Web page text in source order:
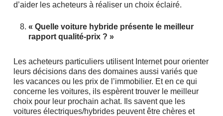
d’aider les acheteurs à réaliser un choix éclairé.
« Quelle voiture hybride présente le meilleur
rapport qualité-prix ? »
Les acheteurs particuliers utilisent Internet pour orienter
leurs décisions dans des domaines aussi variés que
les vacances ou les prix de l’immobilier. Et en ce qui
concerne les voitures, ils espèrent trouver le meilleur
choix pour leur prochain achat. Ils savent que les
voitures électriques/hybrides peuvent être chères et